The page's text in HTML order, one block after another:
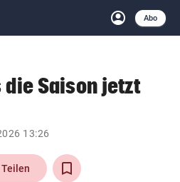
account_circle
Anmelden
Abo
close Schließen
arrow_right
die Saison jetzt
13:26
Teilen